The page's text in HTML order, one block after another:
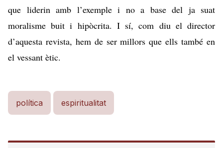
que liderin amb l’exemple i no a base del ja suat
moralisme buit i hipòcrita. I sí, com diu el director
d’aquesta revista, hem de ser millors que ells també en
el vessant ètic.
política espiritualitat